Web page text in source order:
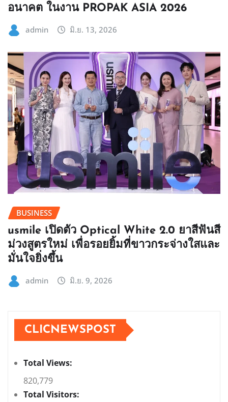
อนาคต ในงาน PROPAK ASIA 2026
admin มิ.ย. 13, 2026
BUSINESS
usmile เปิดตัว Optical White 2.0 ยาสีฟันสี
ม่วงสูตรใหม่ เพื่อรอยยิ้มที่ขาวกระจ่างใสและ
มั่นใจยิ่งขึ้น
admin มิ.ย. 9, 2026
CLICNEWSPOST
Total Views:
820,779
Total Visitors: